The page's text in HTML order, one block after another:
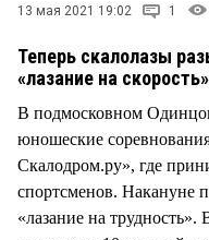
13 мая 2021 19:02 1
Теперь скалолазы
«лазание на
В подмосковном
юношеские
Скалодром.ру», где
спортсменов. Накануне
«лазание на